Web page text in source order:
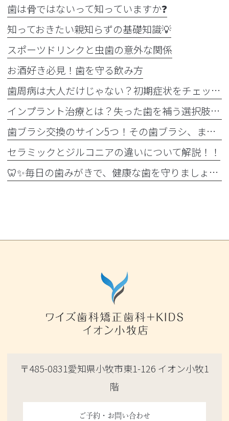
歯は骨ではないって知っていますか❓
知っておきたい親知らずの基礎知識💡
スポーツドリンクと虫歯の意外な関係
お酒好き必見！歯を守る飲み方
歯周病は大人だけじゃない？初期症状をチェック
インプラント治療とは？失った歯を補う選択肢を正しく知りましょう！！
歯ブラシ交換のサイン5つ！その歯ブラシ、まだ使っていませんか？🪥
セラミックとジルコニアの違いについて解説！！
🦷✨毎日の歯みがきで、健康な歯を守りましょう✨🪥
〒485-0831愛知県小牧市東1-126 イオン小牧1
階
ご予約・お問い合わせ